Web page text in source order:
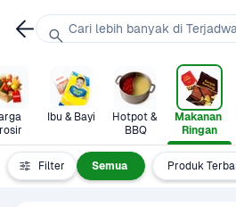
Ibu & Bayi
Hotpot &
BBQ
Makanan
Ringan
Filter Semua Produk
Cari lebih banyak di